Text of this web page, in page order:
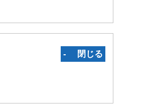
‐ 閉じる